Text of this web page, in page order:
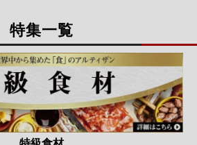
特集一覧